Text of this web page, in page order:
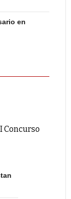
en
Concurso